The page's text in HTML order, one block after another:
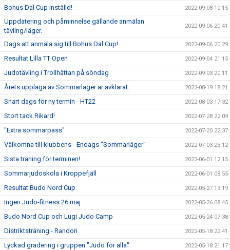
Bohus Dal Cup inställd! 2022-09-08 10:15
Uppdatering och påminnelse gällande anmälan
tävling/läger.
2022-09-06 20:41
Dags att anmäla sig till Bohus Dal Cup! 2022-09-06 20:29
Resultat Lilla TT Open 2022-09-04 21:15
Judotävling i Trollhättan på söndag 2022-09-03 20:11
Årets upplaga av Sommarläger är avklarat. 2022-08-19 18:21
Snart dags för ny termin - HT22 2022-08-03 17:32
Stort tack Rikard! 2022-07-28 22:09
"Extra sommarpass" 2022-07-20 22:37
Välkomna till klubbens - Endags "Sommarläger" 2022-07-03 23:12
Sista träning för terminen! 2022-06-01 12:15
Sommarjudoskola i Kroppefjäll 2022-06-01 08:55
Resultat Budo Nord Cup 2022-05-27 13:19
Ingen Judo-fitness 26 maj 2022-05-26 08:45
Budo Nord Cup och Lugi Judo Camp 2022-05-24 07:38
Distriktsträning - Randori 2022-05-18 22:41
Lyckad gradering i gruppen "Judo för alla" 2022-05-18 21:17